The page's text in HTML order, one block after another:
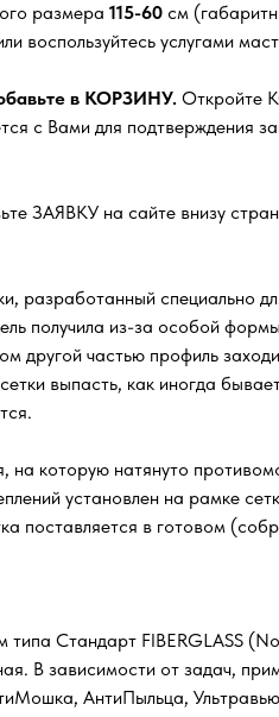
размера 115-60 см
воспользуйтесь услугами
в КОРЗИНУ. Откройте
с Вами для подтверждения
ЗАЯВКУ на сайте внизу
разработанный специально
получила из-за особой
другой частью профиль
выпасть, как иногда
которую натянуто
установлен на рамке
поставляется в готовом
Стандарт FIBERGLASS
В зависимости от задач,
АнтиПыльца,